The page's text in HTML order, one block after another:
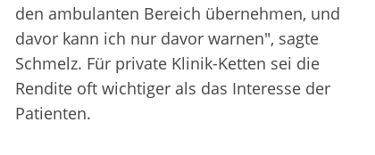
den ambulanten Bereich übernehmen, und
davor kann ich nur davor warnen", sagte
Schmelz. Für private Klinik-Ketten sei die
Rendite oft wichtiger als das Interesse der
Patienten.